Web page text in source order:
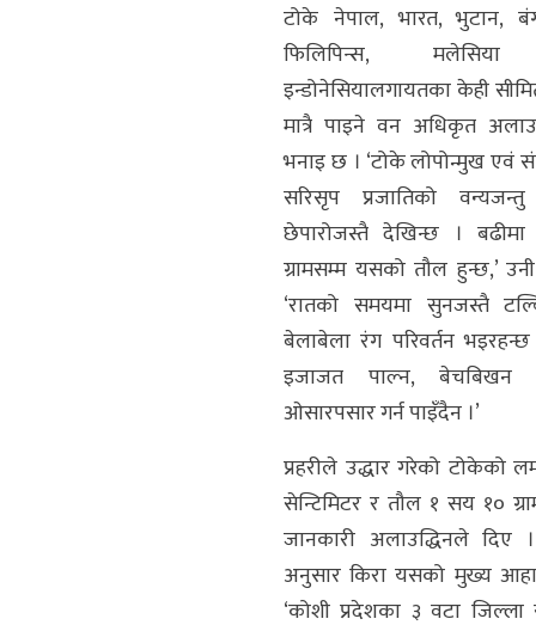
टोके नेपाल, भारत, भुटान,
फिलिपिन्स,
इन्डोनेसियालगायतका केही
मात्रै पाइने वन अधिकृत
भनाइ छ । ‘टोके लोपोन्मुख एवं
सरिसृप प्रजातिको
छेपारोजस्तै देखिन्छ ।
ग्रामसम्म यसको तौल हुन्छ,’
‘रातको समयमा सुनजस्तै
बेलाबेला रंग परिवर्तन
इजाजत पाल्न, बेचबिखन
ओसारपसार गर्न पाइँदैन ।’
प्रहरीले उद्धार गरेको टोकेको
सेन्टिमिटर र तौल १ सय १०
जानकारी अलाउद्धिनले दिए
अनुसार किरा यसको मुख्य
‘कोशी प्रदेशका ३ वटा जिल्ला